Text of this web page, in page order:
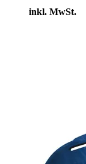
inkl. MwSt.